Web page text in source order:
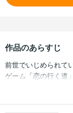
作品のあらすじ
前世でいじめられて
ゲーム「恋の行く道
り戻すまでフローラ